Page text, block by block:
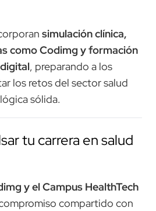
simulación clínica,
como Codimg y formación
, preparando a los
los retos del sector salud
sólida.
tu carrera en salud
y el Campus HealthTech
compartido con